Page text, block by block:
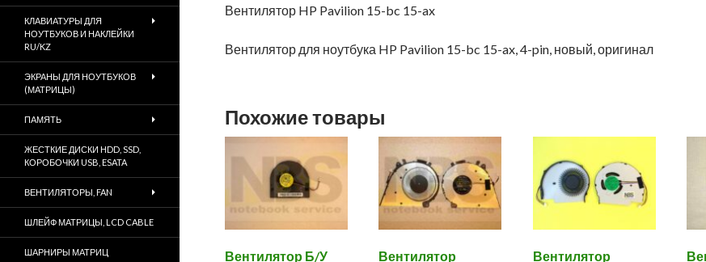
Вентилятор HP Pavilion 15-bc 15-ax
Вентилятор для ноутбука HP Pavilion 15-bc 15-ax, 4-pin, новый, оригинал
Похожие товары
Вентилятор Б/У
Вентилятор
Вентилятор
КЛАВИАТУРЫ ДЛЯ
НОУТБУКОВ И НАКЛЕЙКИ
RU/KZ
ЭКРАНЫ ДЛЯ НОУТБУКОВ
(МАТРИЦЫ)
ПАМЯТЬ
ЖЕСТКИЕ ДИСКИ HDD, SSD,
КОРОБОЧКИ USB, ESATA
ВЕНТИЛЯТОРЫ, FAN
ШЛЕЙФ МАТРИЦЫ, LCD CABLE
ШАРНИРЫ МАТРИЦ